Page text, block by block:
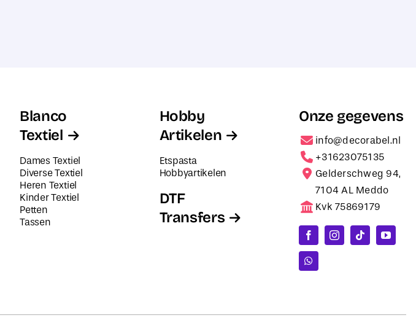
Blanco
Textiel
Dames Textiel
Diverse Textiel
Heren Textiel
Kinder Textiel
Petten
Tassen
Hobby
Artikelen
Etspasta
Hobbyartikelen
DTF
Transfers
Onze gegevens
info@decorabel.nl
+31623075135
Gelderschweg 94,
7104 AL Meddo
Kvk 75869179